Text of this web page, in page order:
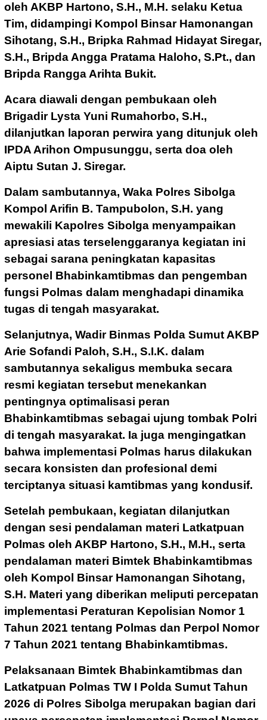
oleh AKBP Hartono, S.H., M.H. selaku Ketua
Tim, didampingi Kompol Binsar Hamonangan
Sihotang, S.H., Bripka Rahmad Hidayat Siregar,
S.H., Bripda Angga Pratama Haloho, S.Pt., dan
Bripda Rangga Arihta Bukit.
Acara diawali dengan pembukaan oleh
Brigadir Lysta Yuni Rumahorbo, S.H.,
dilanjutkan laporan perwira yang ditunjuk oleh
IPDA Arihon Ompusunggu, serta doa oleh
Aiptu Sutan J. Siregar.
Dalam sambutannya, Waka Polres Sibolga
Kompol Arifin B. Tampubolon, S.H. yang
mewakili Kapolres Sibolga menyampaikan
apresiasi atas terselenggaranya kegiatan ini
sebagai sarana peningkatan kapasitas
personel Bhabinkamtibmas dan pengemban
fungsi Polmas dalam menghadapi dinamika
tugas di tengah masyarakat.
Selanjutnya, Wadir Binmas Polda Sumut AKBP
Arie Sofandi Paloh, S.H., S.I.K. dalam
sambutannya sekaligus membuka secara
resmi kegiatan tersebut menekankan
pentingnya optimalisasi peran
Bhabinkamtibmas sebagai ujung tombak Polri
di tengah masyarakat. Ia juga mengingatkan
bahwa implementasi Polmas harus dilakukan
secara konsisten dan profesional demi
terciptanya situasi kamtibmas yang kondusif.
Setelah pembukaan, kegiatan dilanjutkan
dengan sesi pendalaman materi Latkatpuan
Polmas oleh AKBP Hartono, S.H., M.H., serta
pendalaman materi Bimtek Bhabinkamtibmas
oleh Kompol Binsar Hamonangan Sihotang,
S.H. Materi yang diberikan meliputi percepatan
implementasi Peraturan Kepolisian Nomor 1
Tahun 2021 tentang Polmas dan Perpol Nomor
7 Tahun 2021 tentang Bhabinkamtibmas.
Pelaksanaan Bimtek Bhabinkamtibmas dan
Latkatpuan Polmas TW I Polda Sumut Tahun
2026 di Polres Sibolga merupakan bagian dari